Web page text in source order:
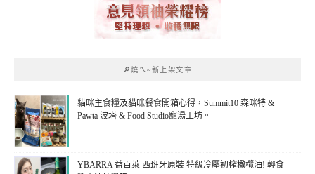
🔎燒ㄟ~新上架文章
貓咪主食糧及貓咪餐食開箱心得，Summit10 森咪特 &
Pawta 波塔 & Food Studio寵湯工坊。
YBARRA 益百萊 西班牙原裝 特級冷壓初榨橄欖油! 輕食